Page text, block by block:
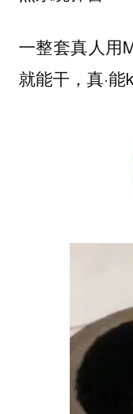
一整套真人用
就能干，真·能